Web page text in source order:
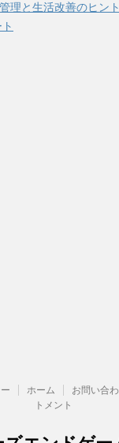
理と生活改善のヒント
ホーム お問い合
トメント